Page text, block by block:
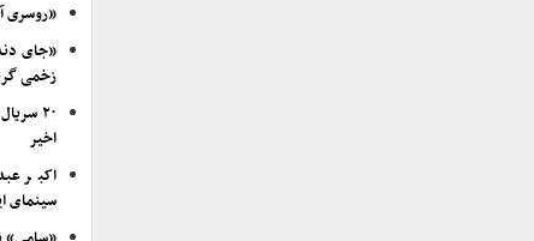
«روسری
«جای
زخمی
۲۰
اخیر
اکبر
سینمای